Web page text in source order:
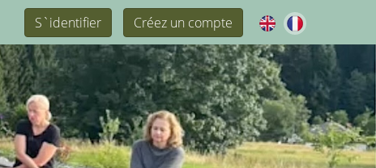
S`identifier Créez un compte